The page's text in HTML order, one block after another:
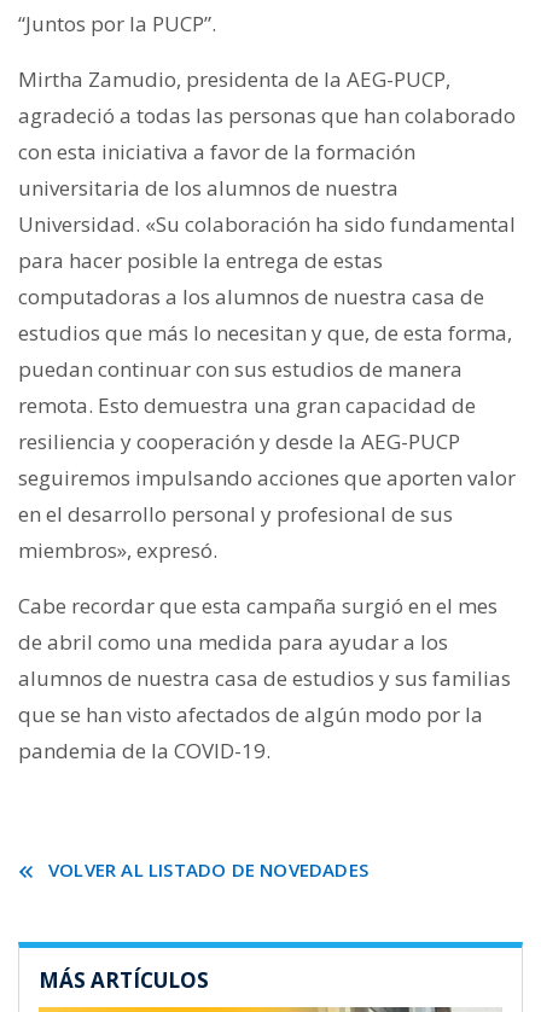
“Juntos por la PUCP”.
Mirtha Zamudio, presidenta de la AEG-PUCP,
agradeció a todas las personas que han colaborado
con esta iniciativa a favor de la formación
universitaria de los alumnos de nuestra
Universidad. «Su colaboración ha sido fundamental
para hacer posible la entrega de estas
computadoras a los alumnos de nuestra casa de
estudios que más lo necesitan y que, de esta forma,
puedan continuar con sus estudios de manera
remota. Esto demuestra una gran capacidad de
resiliencia y cooperación y desde la AEG-PUCP
seguiremos impulsando acciones que aporten valor
en el desarrollo personal y profesional de sus
miembros», expresó.
Cabe recordar que esta campaña surgió en el mes
de abril como una medida para ayudar a los
alumnos de nuestra casa de estudios y sus familias
que se han visto afectados de algún modo por la
pandemia de la COVID-19.
VOLVER AL LISTADO DE NOVEDADES
MÁS ARTÍCULOS